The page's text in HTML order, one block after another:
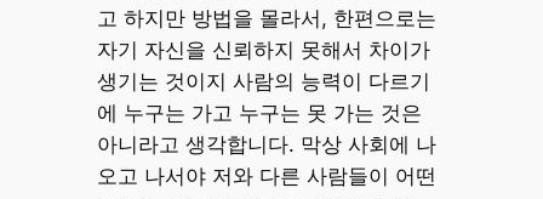
고 하지만 방법을 몰라서, 한편으로는
자기 자신을 신뢰하지 못해서 차이가
생기는 것이지 사람의 능력이 다르기
에 누구는 가고 누구는 못 가는 것은
아니라고 생각합니다. 막상 사회에 나
오고 나서야 저와 다른 사람들이 어떤